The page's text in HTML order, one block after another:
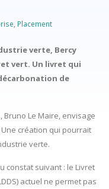
Placement
verte, Bercy
vert. Un livret qui
de
Bruno Le Maire, envisage
création qui pourrait
verte.
constat suivant : le Livret
actuel ne permet pas